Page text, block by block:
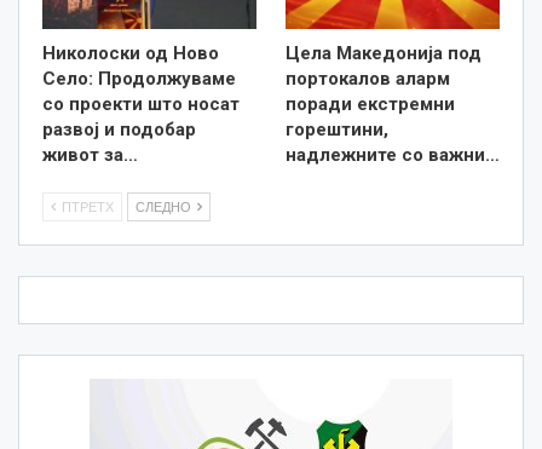
Николоски од Ново
Село: Продолжуваме
со проекти што носат
развој и подобар
живот за…
Цела Македонија под
портокалов аларм
поради екстремни
горештини,
надлежните со важни…
ПТРЕТХ СЛЕДНО